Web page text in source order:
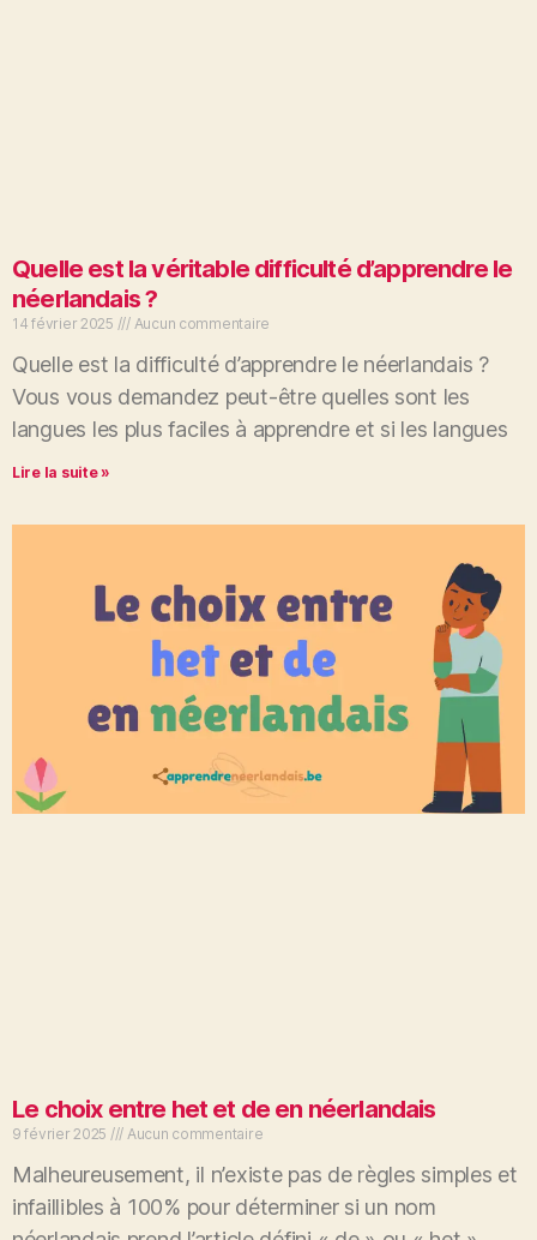
Quelle est la véritable difficulté d’apprendre le
néerlandais ?
14 février 2025 Aucun commentaire
Quelle est la difficulté d’apprendre le néerlandais ?
Vous vous demandez peut-être quelles sont les
langues les plus faciles à apprendre et si les langues
Lire la suite »
Le choix entre het et de en néerlandais
9 février 2025 Aucun commentaire
Malheureusement, il n’existe pas de règles simples et
infaillibles à 100% pour déterminer si un nom